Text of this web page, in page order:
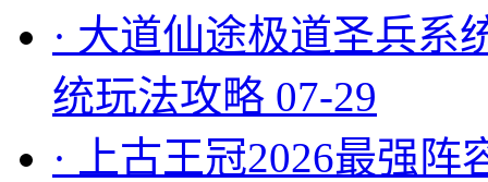
· 大道仙途极道圣兵系
统玩法攻略 07-29
·
上古王冠2026最强